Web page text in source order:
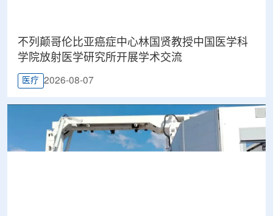
不列颠哥伦比亚癌症中心林国贤教授中国医学科
学院放射医学研究所开展学术交流
医疗 2026-08-07